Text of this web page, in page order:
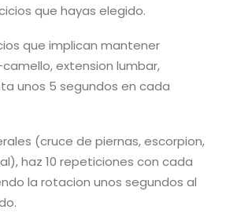
que hayas elegido.
que implican mantener
extension lumbar,
unos 5 segundos en cada
(cruce de piernas, escorpion,
haz 10 repeticiones con cada
la rotacion unos segundos al